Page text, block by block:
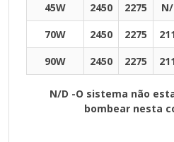
2115
2045
N/D
N/D
N/D
90W
45W 2450 2275
70W
2450 2275
90W
2450 2275
N/D -O sistema não
bombear nesta